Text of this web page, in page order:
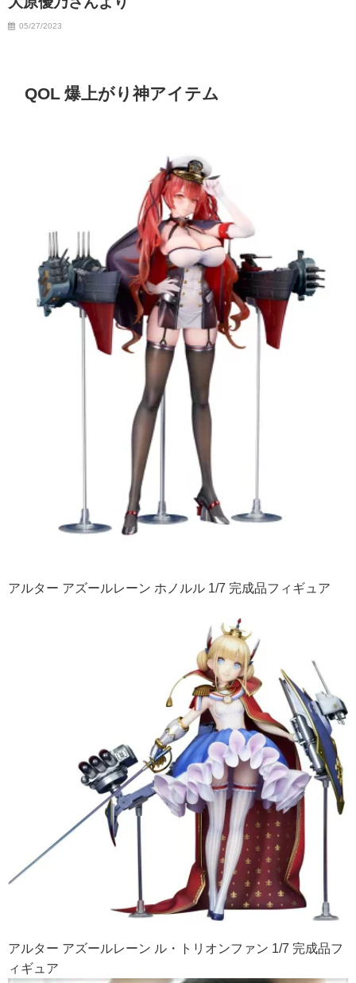
05/27/2023
QOL 爆上がり神アイテム
アルター アズールレーン ホノルル 1/7 完成品フィギュア
アルター アズールレーン ル・トリオンファン 1/7 完成品フ
ィギュア